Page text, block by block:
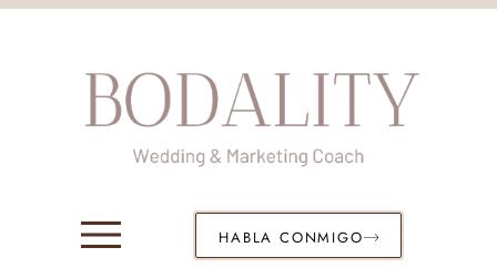
HABLA CONMIGO